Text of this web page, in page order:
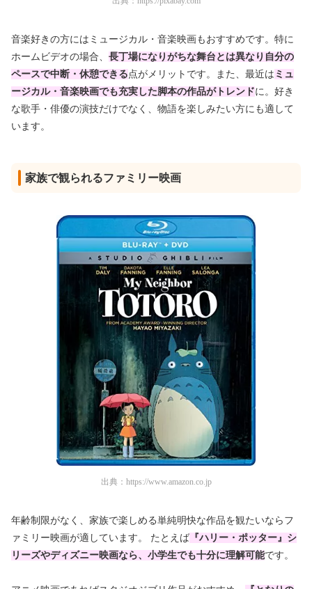
音楽好きの方にはミュージカル・音楽映画もおすすめです。特に
ホームビデオの場合、 長丁場になりがちな舞台とは異なり自分の
ペースで中断・休憩できる 点がメリットです。また、最近は ミュ
ージカル・音楽映画でも充実した脚本の作品がトレンドに。好き
な歌手・俳優の演技だけでなく、物語を楽しみたい方にも適して
います。
家族で観られるファミリー映画
出典： https://www.amazon.co.jp
年齢制限がなく、家族で楽しめる単純明快な作品を観たいならフ
ァミリー映画が適しています。 たとえば 『ハリー・ポッター』シ
リーズやディズニー映画なら、小学生でも十分に理解可能です。